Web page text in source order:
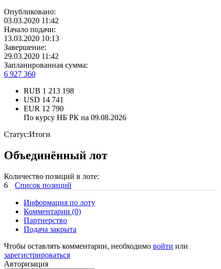
Опубликовано:
03.03.2020 11:42
Начало подачи:
13.03.2020 10:13
Завершение:
29.03.2020 11:42
Запланированная сумма:
6 927 360
RUB 1 213 198
USD 14 741
EUR 12 790
По курсу НБ РК на 09.08.2026
Статус:Итоги
Объединённый лот
Количество позиций в лоте:
6
Список позиций
Информация по лоту
Комментарии (0)
Партнерство
Подача закрыта
Чтобы оставлять комментарии, необходимо войти или
зарегистрироваться
Авторизация